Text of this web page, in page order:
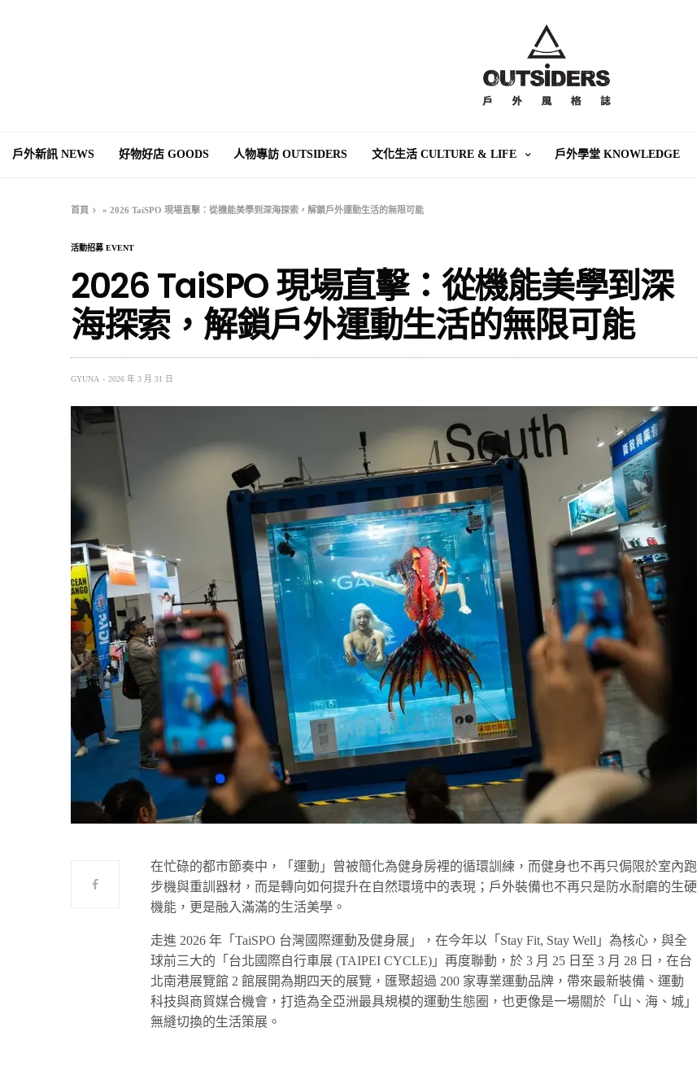
戶外新訊 NEWS 好物好店 GOODS 人物專訪 OUTSIDERS 文化生活 CULTURE & LIFE 戶外學堂 KNOWLEDGE
首頁 »2026 TaiSPO 現場直擊：從機能美學到深海探索，解鎖戶外運動生活的無限可能
活動招募 EVENT
2026 TaiSPO 現場直擊：從機能美學到深
海探索，解鎖戶外運動生活的無限可能
GYUNA 2026 年 3 月 31 日
在忙碌的都市節奏中，「運動」曾被簡化為健身房裡的循環訓練，而健身也不再只侷限於室內跑
步機與重訓器材，而是轉向如何提升在自然環境中的表現；戶外裝備也不再只是防水耐磨的生硬
機能，更是融入滿滿的生活美學。
走進 2026 年「TaiSPO 台灣國際運動及健身展」，在今年以「Stay Fit, Stay Well」為核心，與全
球前三大的「台北國際自行車展 (TAIPEI CYCLE)」再度聯動，於 3 月 25 日至 3 月 28 日，在台
北南港展覽館 2 館展開為期四天的展覽，匯聚超過 200 家專業運動品牌，帶來最新裝備、運動
科技與商貿媒合機會，打造為全亞洲最具規模的運動生態圈，也更像是一場關於「山、海、城」
無縫切換的生活策展。